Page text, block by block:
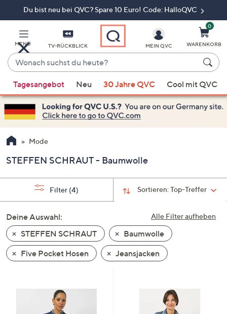
Du bist neu bei QVC? Spare 10 Euro! Code: HalloQVC
MENÜ TV-RÜCKBLICK
Wonach
suchst
du
heute?
Vorschläge
verfügbar
sind,
verwenden
Sie
Pfeiltasten
nach
und
nach
unten
oder
wischen
Sie
MEIN QVC
0
WARENKORB
Tagesangebot Neu 30 Jahre QVC Cool mit QVC
Mode
STEFFEN SCHRAUT - Baumwolle
Sortieren:Top-Treffer
Filter (4)
Alle Filter aufheben
Deine Auswahl:
STEFFEN SCHRAUT
Baumwolle
Five Pocket Hosen
Jeansjacken